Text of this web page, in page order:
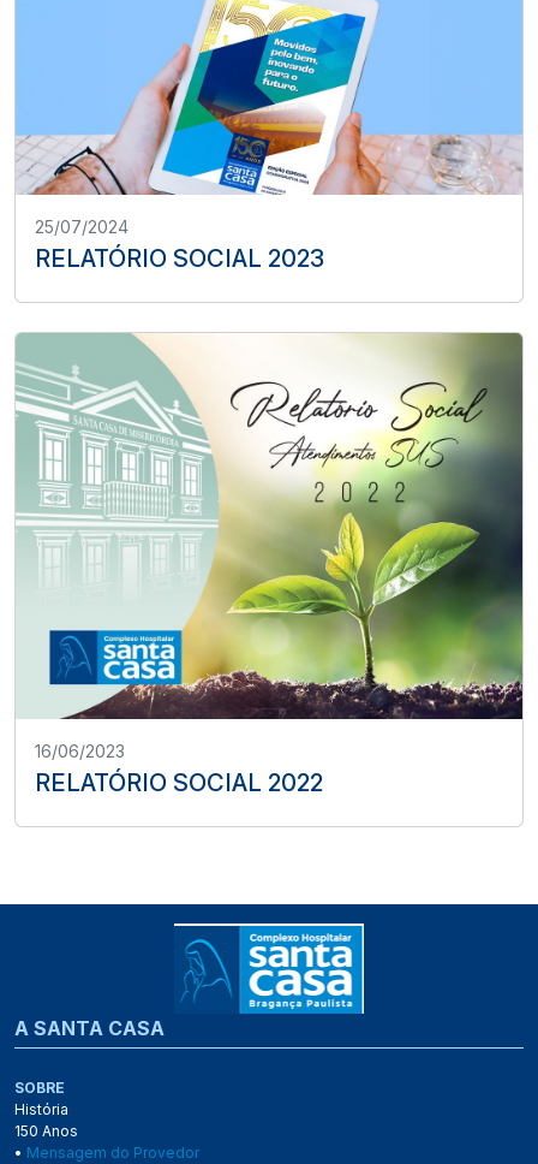
25/07/2024
RELATÓRIO SOCIAL 2023
16/06/2023
RELATÓRIO SOCIAL 2022
A SANTA CASA
SOBRE
História
150 Anos
• Mensagem do Provedor